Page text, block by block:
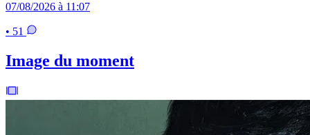
07/08/2026 à 11:07
• 51
Image du moment